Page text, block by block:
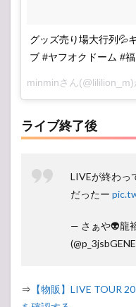
グッズ売り場大行列💦
ブ #ヤフオクドーム #
minminさん
ライブ終了後
LIVEが終わっ
だったー
— さぁや👽龍
⇒ 【物販】LIVE TOUR